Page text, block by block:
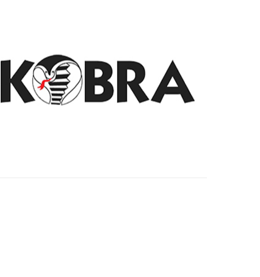
Kobra Distruggi documenti ed una gamma
completa di prodotti che spaziano dall’utilizzo
privato, d’ufficio e professionale per la
distruzione dei documenti e la protezione della